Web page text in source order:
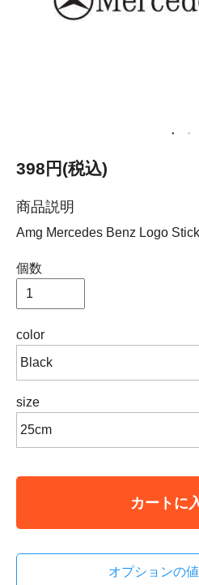
398円(税込)
商品説明
Amg Mercedes Benz Logo
個数
color
size
カートに
オプションの